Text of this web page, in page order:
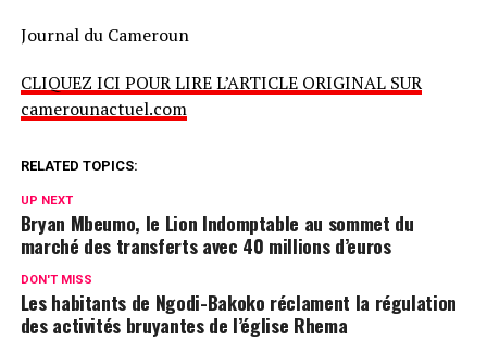
Journal du Cameroun
CLIQUEZ ICI POUR LIRE L’ARTICLE ORIGINAL SUR
camerounactuel.com
RELATED TOPICS:
UP NEXT
Bryan Mbeumo, le Lion Indomptable au sommet du
marché des transferts avec 40 millions d’euros
DON'T MISS
Les habitants de Ngodi-Bakoko réclament la régulation
des activités bruyantes de l’église Rhema